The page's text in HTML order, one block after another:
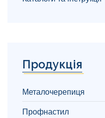
Продукція
Металочерепиця
Профнастил